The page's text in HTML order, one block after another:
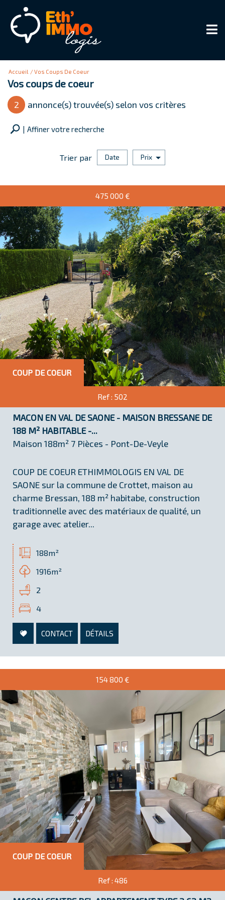
Accueil Vos Coups De Coeur
Vos coups de coeur
2 annonce(s) trouvée(s) selon vos critères
Affiner votre recherche
surface(m²)
5KM 10KM 25KM
Critères supplémentaires
Piscine Parking
RECHERCHE
+ de critères >
Trier par Date Prix
COUP DE COEUR
475 000 €
Ref : 502
MACON EN VAL DE SAONE - MAISON BRESSANE DE
188 M² HABITABLE -...
Maison 188m² 7 Pièces - Pont-De-Veyle
COUP DE COEUR ETHIMMOLOGIS EN VAL DE
SAONE sur la commune de Crottet, maison au
charme Bressan, 188 m² habitabe, construction
traditionnelle avec des matériaux de qualité, un
garage avec atelier...
188m²
1916m²
2
4
CONTACT DÉTAILS
COUP DE COEUR
154 800 €
Ref : 486